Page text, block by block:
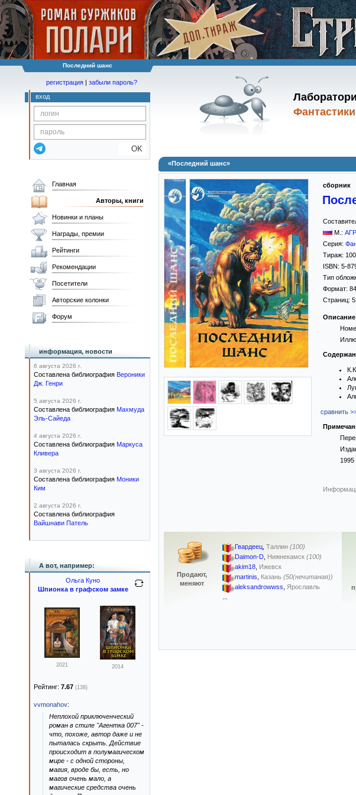
Последний шанс
Фантастики
регистрация | забыли пароль?
вход
OK
«Последний шанс»
сборник
М.:
Серия:
Тираж:
ISBN: 5-
Тип
Формат:
Страниц:
сравнить
1995
Продают,
меняют
Гвардеец, Таллин (100)
Daimon-D, Нижнекамск (100)
akim18, Ижевск
martinis, Казань (50(нечитаная))
aleksandrowwss, Ярославль
Главная
Авторы, книги
Новинки и планы
Награды, премии
Рейтинги
Рекомендации
Посетители
Авторские колонки
Форум
информация, новости
6 августа 2026 г.
Составлена библиография Вероники
Дж. Генри
5 августа 2026 г.
Составлена библиография Махмуда
Эль-Сайеда
4 августа 2026 г.
Составлена библиография Маркуса
Кливера
3 августа 2026 г.
Составлена библиография Моники
Ким
2 августа 2026 г.
Составлена библиография
Вайшнави Патель
А вот, например:
Ольга Куно
Шпионка в графском замке
2021 2014
Рейтинг: 7.67 (138)
vvmonahov:
Неплохой приключенческий
роман в стиле "Агентка 007" -
что, похоже, автор даже и не
пыталась скрыть. Действие
происходит в полумагическом
мире - с одной стороны,
магия, вроде бы, есть, но
магов очень мало, а
магические средства очень